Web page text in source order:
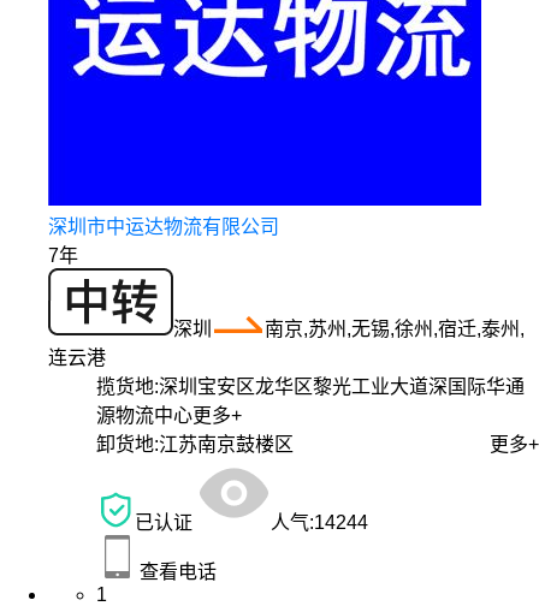
深圳市中运达物流有限公司
7年
深圳
南京,苏州,无锡,徐州,宿迁,泰州,
连云港
揽货地:深圳宝安区龙华区黎光工业大道深国际华通
源物流中心更多+
卸货地:江苏南京鼓楼区 更多+
已认证 人气:14244
查看电话
1